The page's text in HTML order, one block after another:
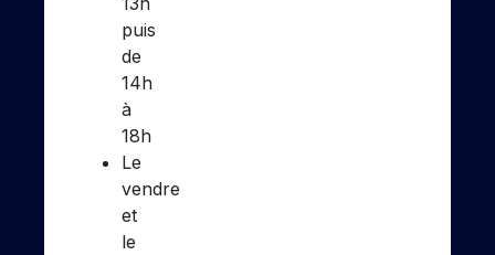
puis
de
14h
à
18h
Le
vendredi
et
le